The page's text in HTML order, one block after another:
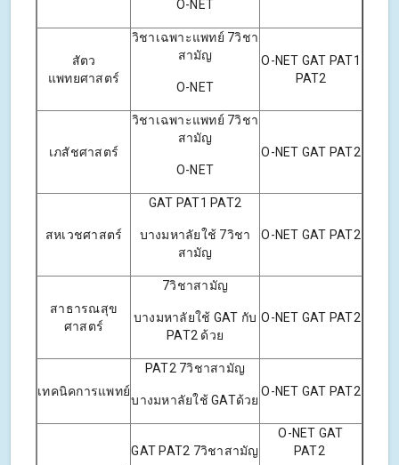
O-NET
สัตว
แพทยศาสตร์
วิชาเฉพาะแพทย์ 7วิชา
สามัญ
O-NET
O-NET GAT PAT1
PAT2
เภสัชศาสตร์
วิชาเฉพาะแพทย์ 7วิชา
สามัญ
O-NET
O-NET GAT PAT2
สหเวชศาสตร์
GAT PAT1 PAT2
บางมหาลัยใช้ 7วิชา
สามัญ
O-NET GAT PAT2
สาธารณสุข
ศาสตร์
7วิชาสามัญ
บางมหาลัยใช้ GAT กับ
PAT2 ด้วย
O-NET GAT PAT2
เทคนิคการแพทย์
PAT2 7วิชาสามัญ
บางมหาลัยใช้ GATด้วย
O-NET GAT PAT2
GAT PAT2 7วิชาสามัญ
O-NET GAT
PAT2